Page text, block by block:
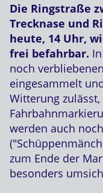
Die Ringstraße
Trecknase und
heute, 14 Uhr,
frei befahrbar.
noch
eingesammelt
Witterung
werden auch
zum Ende der
besonders